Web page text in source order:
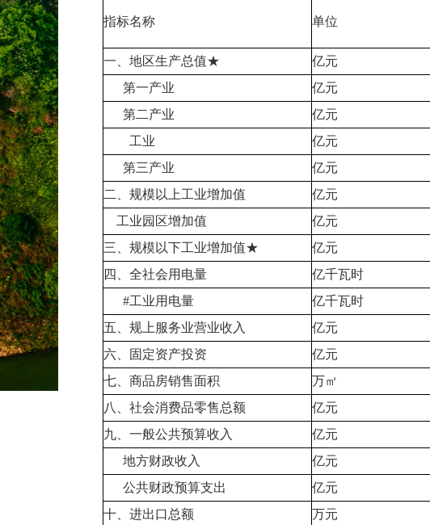
指标名称 单位
一、地区生产总值★
亿元
第一产业
亿元
第二产业
亿元
工业
亿元
第三产业
亿元
二、规模以上工业增加值
亿元
工业园区增加值
亿元
三、规模以下工业增加值★
亿元
四、全社会用电量
亿千瓦时
#工业用电量
亿千瓦时
五、规上服务业营业收入
亿元
六、固定资产投资
亿元
七、商品房销售面积
万㎡
八、社会消费品零售总额
亿元
九、一般公共预算收入
亿元
地方财政收入
亿元
公共财政预算支出
亿元
十、进出口总额
万元